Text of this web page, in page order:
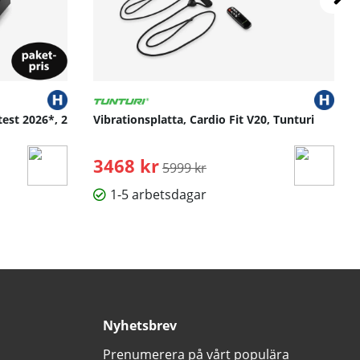
2026*, 2 Vibrationsplatta, Cardio Fit V20, Tunturi
3468 kr Ordinarie pris:
5999 kr
1-5 arbetsdagar
Nyhetsbrev
Prenumerera på vårt populära